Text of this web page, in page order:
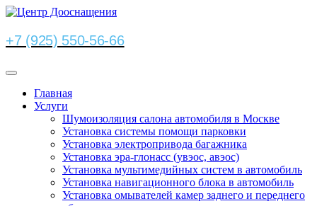
+7 (925) 550-56-66
Главная
Услуги
Шумоизоляция салона автомобиля в Москве
Установка системы помощи парковки
Установка электропривода багажника
Установка эра-глонасс (увэос, авэос)
Установка мультимедийных систем в автомобиль
Установка навигационного блока в автомобиль
Установка омывателей камер заднего и переднего